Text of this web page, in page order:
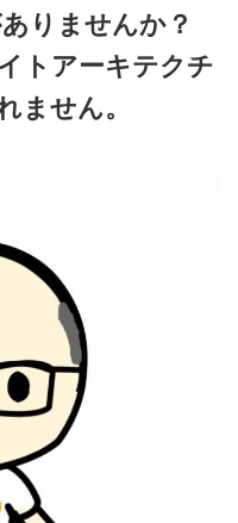
りませんか？
トアーキテクチ
ません。